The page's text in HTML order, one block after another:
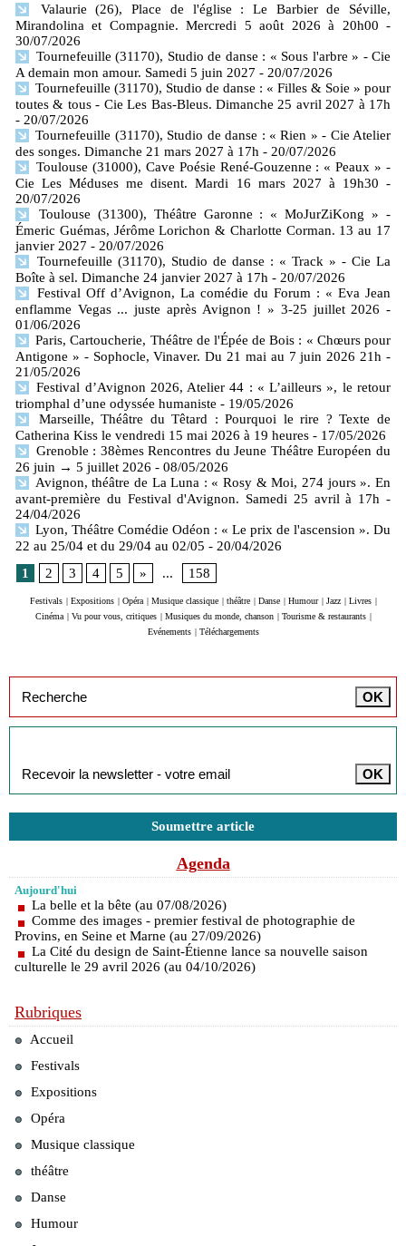
Valaurie (26), Place de l'église : Le Barbier de Séville,
Mirandolina et Compagnie. Mercredi 5 août 2026 à 20h00 -
30/07/2026
Tournefeuille (31170), Studio de danse : « Sous l'arbre » - Cie
A demain mon amour. Samedi 5 juin 2027 - 20/07/2026
Tournefeuille (31170), Studio de danse : « Filles & Soie » pour
toutes & tous - Cie Les Bas-Bleus. Dimanche 25 avril 2027 à 17h
- 20/07/2026
Tournefeuille (31170), Studio de danse : « Rien » - Cie Atelier
des songes. Dimanche 21 mars 2027 à 17h - 20/07/2026
Toulouse (31000), Cave Poésie René-Gouzenne : « Peaux » -
Cie Les Méduses me disent. Mardi 16 mars 2027 à 19h30 -
20/07/2026
Toulouse (31300), Théâtre Garonne : « MoJurZiKong » -
Émeric Guémas, Jérôme Lorichon & Charlotte Corman. 13 au 17
janvier 2027 - 20/07/2026
Tournefeuille (31170), Studio de danse : « Track » - Cie La
Boîte à sel. Dimanche 24 janvier 2027 à 17h - 20/07/2026
Festival Off d’Avignon, La comédie du Forum : « Eva Jean
enflamme Vegas ... juste après Avignon ! » 3-25 juillet 2026 -
01/06/2026
Paris, Cartoucherie, Théâtre de l'Épée de Bois : « Chœurs pour
Antigone » - Sophocle, Vinaver. Du 21 mai au 7 juin 2026 21h -
21/05/2026
Festival d’Avignon 2026, Atelier 44 : « L’ailleurs », le retour
triomphal d’une odyssée humaniste - 19/05/2026
Marseille, Théâtre du Têtard : Pourquoi le rire ? Texte de
Catherina Kiss le vendredi 15 mai 2026 à 19 heures - 17/05/2026
Grenoble : 38èmes Rencontres du Jeune Théâtre Européen du
26 juin → 5 juillet 2026 - 08/05/2026
Avignon, théâtre de La Luna : « Rosy & Moi, 274 jours ». En
avant-première du Festival d'Avignon. Samedi 25 avril à 17h -
24/04/2026
Lyon, Théâtre Comédie Odéon : « Le prix de l'ascension ». Du
22 au 25/04 et du 29/04 au 02/05 - 20/04/2026
1
2 3 4 5 » ... 158
Festivals Expositions Opéra Musique classique théâtre Danse Humour Jazz Livres
Cinéma
Vu pour vous, critiques Musiques du monde, chanson Tourisme & restaurants
Evénements
Téléchargements
Soumettre article
Agenda
Aujourd'hui
La belle et la bête (au 07/08/2026)
Comme des images - premier festival de photographie de
Provins, en Seine et Marne (au 27/09/2026)
La Cité du design de Saint-Étienne lance sa nouvelle saison
culturelle le 29 avril 2026 (au 04/10/2026)
Rubriques
Accueil
Festivals
Expositions
Opéra
Musique classique
théâtre
Danse
Humour